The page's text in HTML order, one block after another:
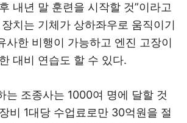
내년 말 훈련을 시작할 것”이라고
치는 기체가 상하좌우로 움직이기
사한 비행이 가능하고 엔진 고장이
대비 연습도 할 수 있다.
는 조종사는 1000여 명에 달할 것
비 1대당 수업료로만 30억원을 절